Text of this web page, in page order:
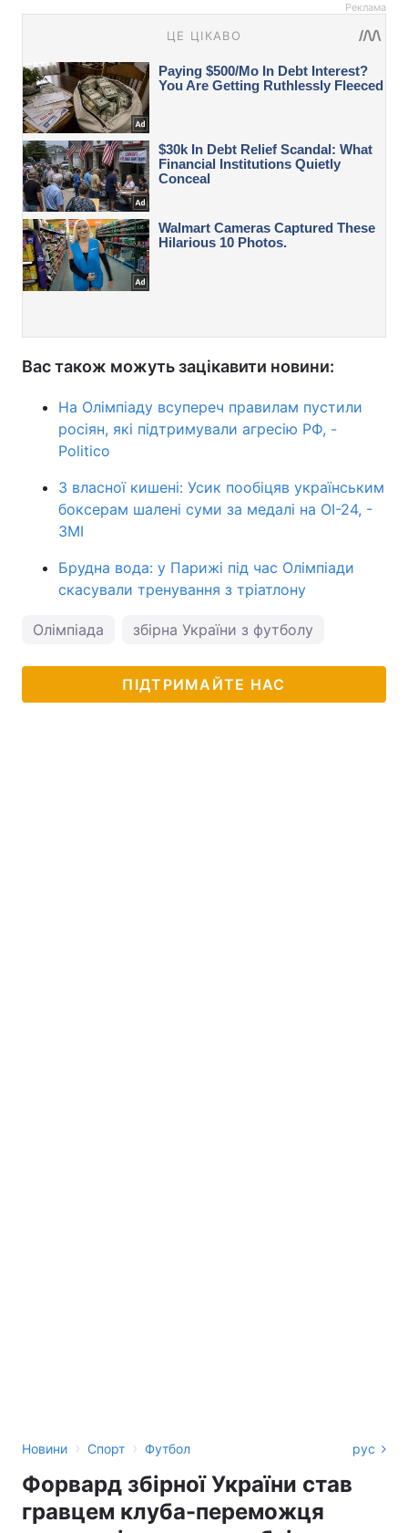
Реклама
Вас також можуть зацікавити новини:
На Олімпіаду всупереч правилам пустили
росіян, які підтримували агресію РФ, -
Politico
З власної кишені: Усик пообіцяв українським
боксерам шалені суми за медалі на ОІ-24, -
ЗМІ
Брудна вода: у Парижі під час Олімпіади
скасували тренування з тріатлону
Олімпіада збірна України з футболу
ПІДТРИМАЙТЕ НАС
Новини › Спорт › Футбол рус
Форвард збірної України став
гравцем клуба-переможця